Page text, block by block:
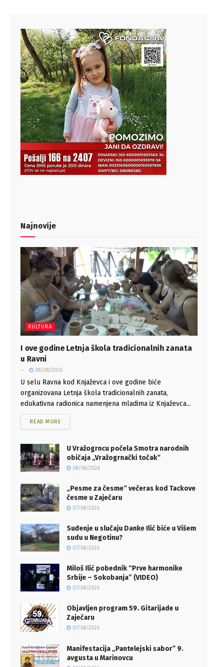
Najnovije
KULTURA
I ove godine Letnja škola tradicionalnih zanata
u Ravni
08/08/2026
U selu Ravna kod Knjaževca i ove godine biće
organizovana Letnja škola tradicionalnih zanata,
edukativna radionica namenjena mladima iz Knjaževca...
READ MORE
U Vražogrncu počela Smotra narodnih
običaja „Vražogrnački točak“
08/08/2026
„Pesme za česme“ večeras kod Tackove
česme u Zaječaru
07/08/2026
Suđenje u slučaju Danke Ilić biće u Višem
sudu u Negotinu?
07/08/2026
Miloš Ilić pobednik “Prve harmonike
Srbije – Sokobanja” (VIDEO)
07/08/2026
Objavljen program 59. Gitarijade u
Zaječaru
07/08/2026
Manifestacija „Pantelejski sabor” 9.
avgusta u Marinovcu